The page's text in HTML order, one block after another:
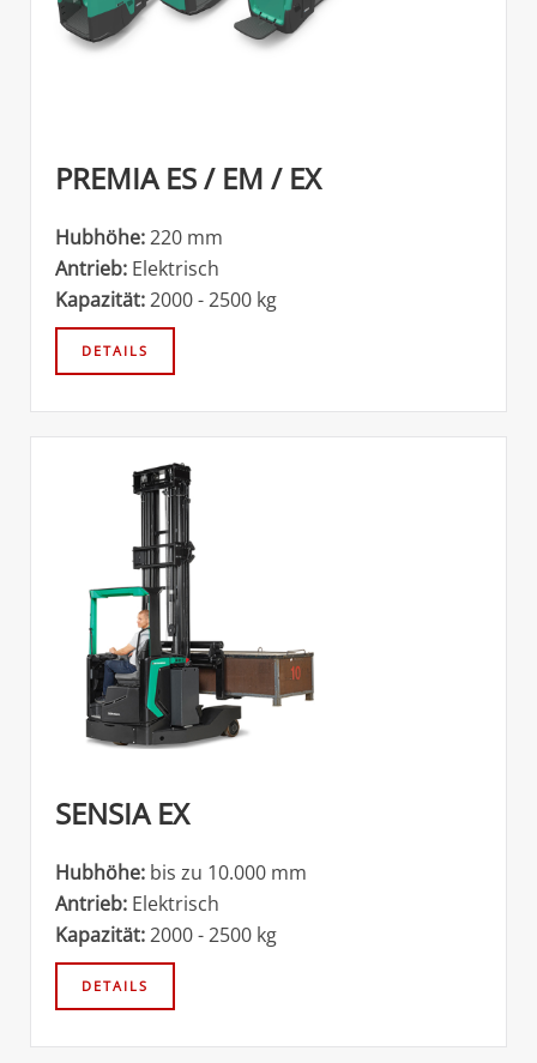
PREMIA ES / EM / EX
Hubhöhe:220 mm
Antrieb: Elektrisch
Kapazität:2000 - 2500 kg
SENSIA EX
Hubhöhe: bis zu 10.000 mm
Antrieb: Elektrisch
Kapazität:2000 - 2500 kg